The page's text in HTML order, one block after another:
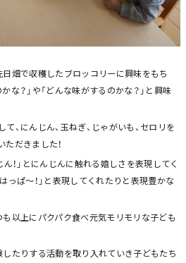
畑で収穫したブロッコリーに興味をもち
な？」や「どんな味がするのかな？」と興味
、にんじん、玉ねぎ、じゃがいも、セロリを
だきました！
ん！」とにんじんに触れる嬉しさを表現してく
っぱ～！」と表現してくれたりと表現豊かな
以上にパクパク食べ元気モリモリな子ども
したりする活動を取り入れていき子どもたち